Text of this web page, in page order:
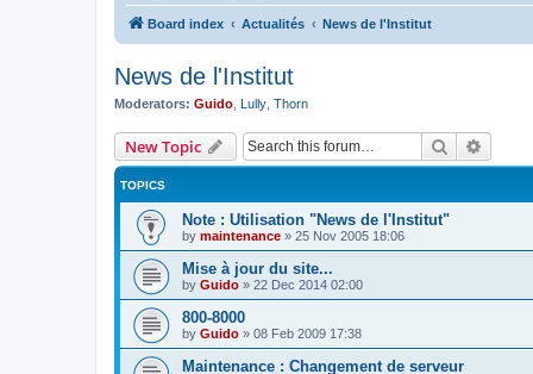
Board index Actualités News de l'Institut
News de l'Institut
Moderators: Guido Lully Thorn
New Topic Search
TOPICS
Note : Utilisation "News de l'Institut"
by maintenance » 25 Nov 2005 18:06
Mise à jour du site...
by Guido » 22 Dec 2014 02:00
800-8000
by Guido » 08 Feb 2009 17:38
Maintenance : Changement de serveur